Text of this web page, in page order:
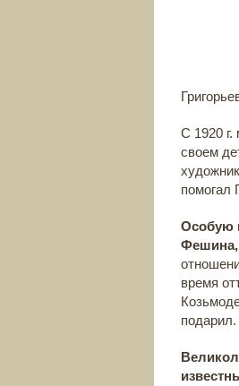
С 1920 г.
своем
помогал
Особую
Фешина,
время
подарил.